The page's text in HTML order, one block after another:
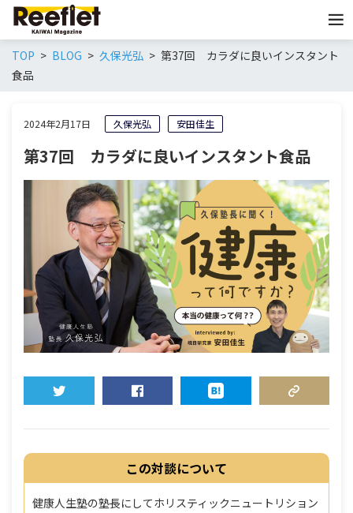
TOP BLOG 久保光弘
第37回 カラダに良いインスタント
食品
2024年2月17日 久保光弘 安田佳生
第37回 カラダに良いインスタント食品
この対談について
健康人生塾の塾長にしてホリスティックニュートリション